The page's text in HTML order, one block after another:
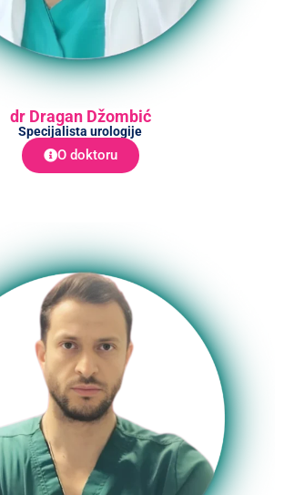
dr Dragan Džombić
Specijalista urologije
O doktoru